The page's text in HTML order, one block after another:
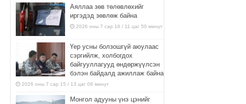
Аяллаа зөв төлөвлөхийг
иргэдэд зөвлөж байна
2026 оны 7 сар 16 / 11 цаг 50 минут
Үер усны болзошгүй аюулаас
сэргийлж, холбогдох
байгууллагууд өндөржүүлсэн
бэлэн байдалд ажиллаж байна
2026 оны 7 сар 15 / 13 цаг 06 минут
Монгол адууны үнэ цэнийг